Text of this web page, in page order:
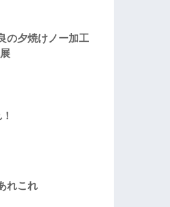
の夕焼けノー加工
れこれ